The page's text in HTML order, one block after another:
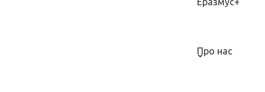
Про нас